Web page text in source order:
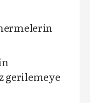
gerilemeye